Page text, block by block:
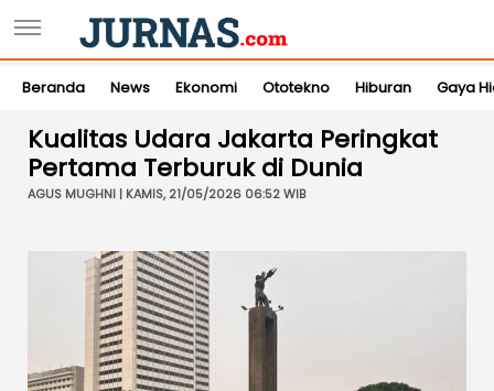
Beranda News Ekonomi Ototekno Hiburan Gaya
Kualitas Udara Jakarta Peringkat
Pertama Terburuk di Dunia
AGUS MUGHNI | KAMIS, 21/05/2026 06:52 WIB